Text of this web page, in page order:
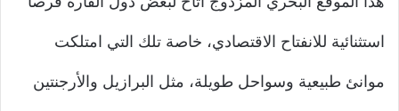
استثنائية للانفتاح الاقتصادي، خاصة تلك التي امتلكت
موانئ طبيعية وسواحل طويلة، مثل البرازيل والأرجنتين